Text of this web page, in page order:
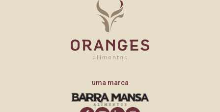
uma marca